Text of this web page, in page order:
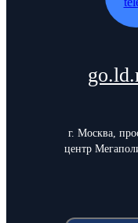
г. Москва,
центр